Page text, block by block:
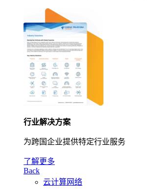
行业解决方案
为跨国企业提供特定行业服务
了解更多
Back
云计算网络